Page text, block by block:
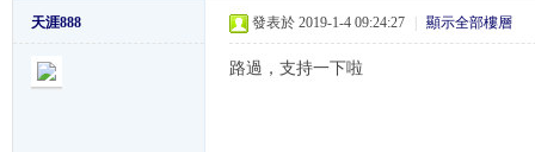
综
天涯888 發表於 2019-1-4 09:24:27 顯示全部樓層
路過，支持一下啦